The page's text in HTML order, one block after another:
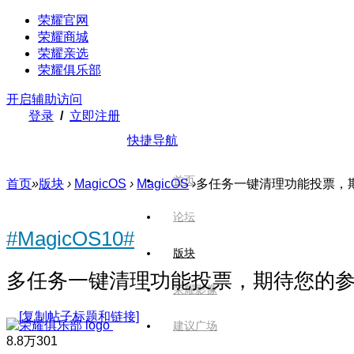
荣耀官网
荣耀商城
荣耀亲选
荣耀俱乐部
开启辅助访问
登录 / 立即注册
快捷导航
首页
论坛
版块
荣耀影像
建议广场
首页»版块 › MagicOS › MagicOS ›多任务一键清理功能投票，
#MagicOS10#
多任务一键清理功能投票，期待您的参
[复制帖子标题和链接]
8.8万301